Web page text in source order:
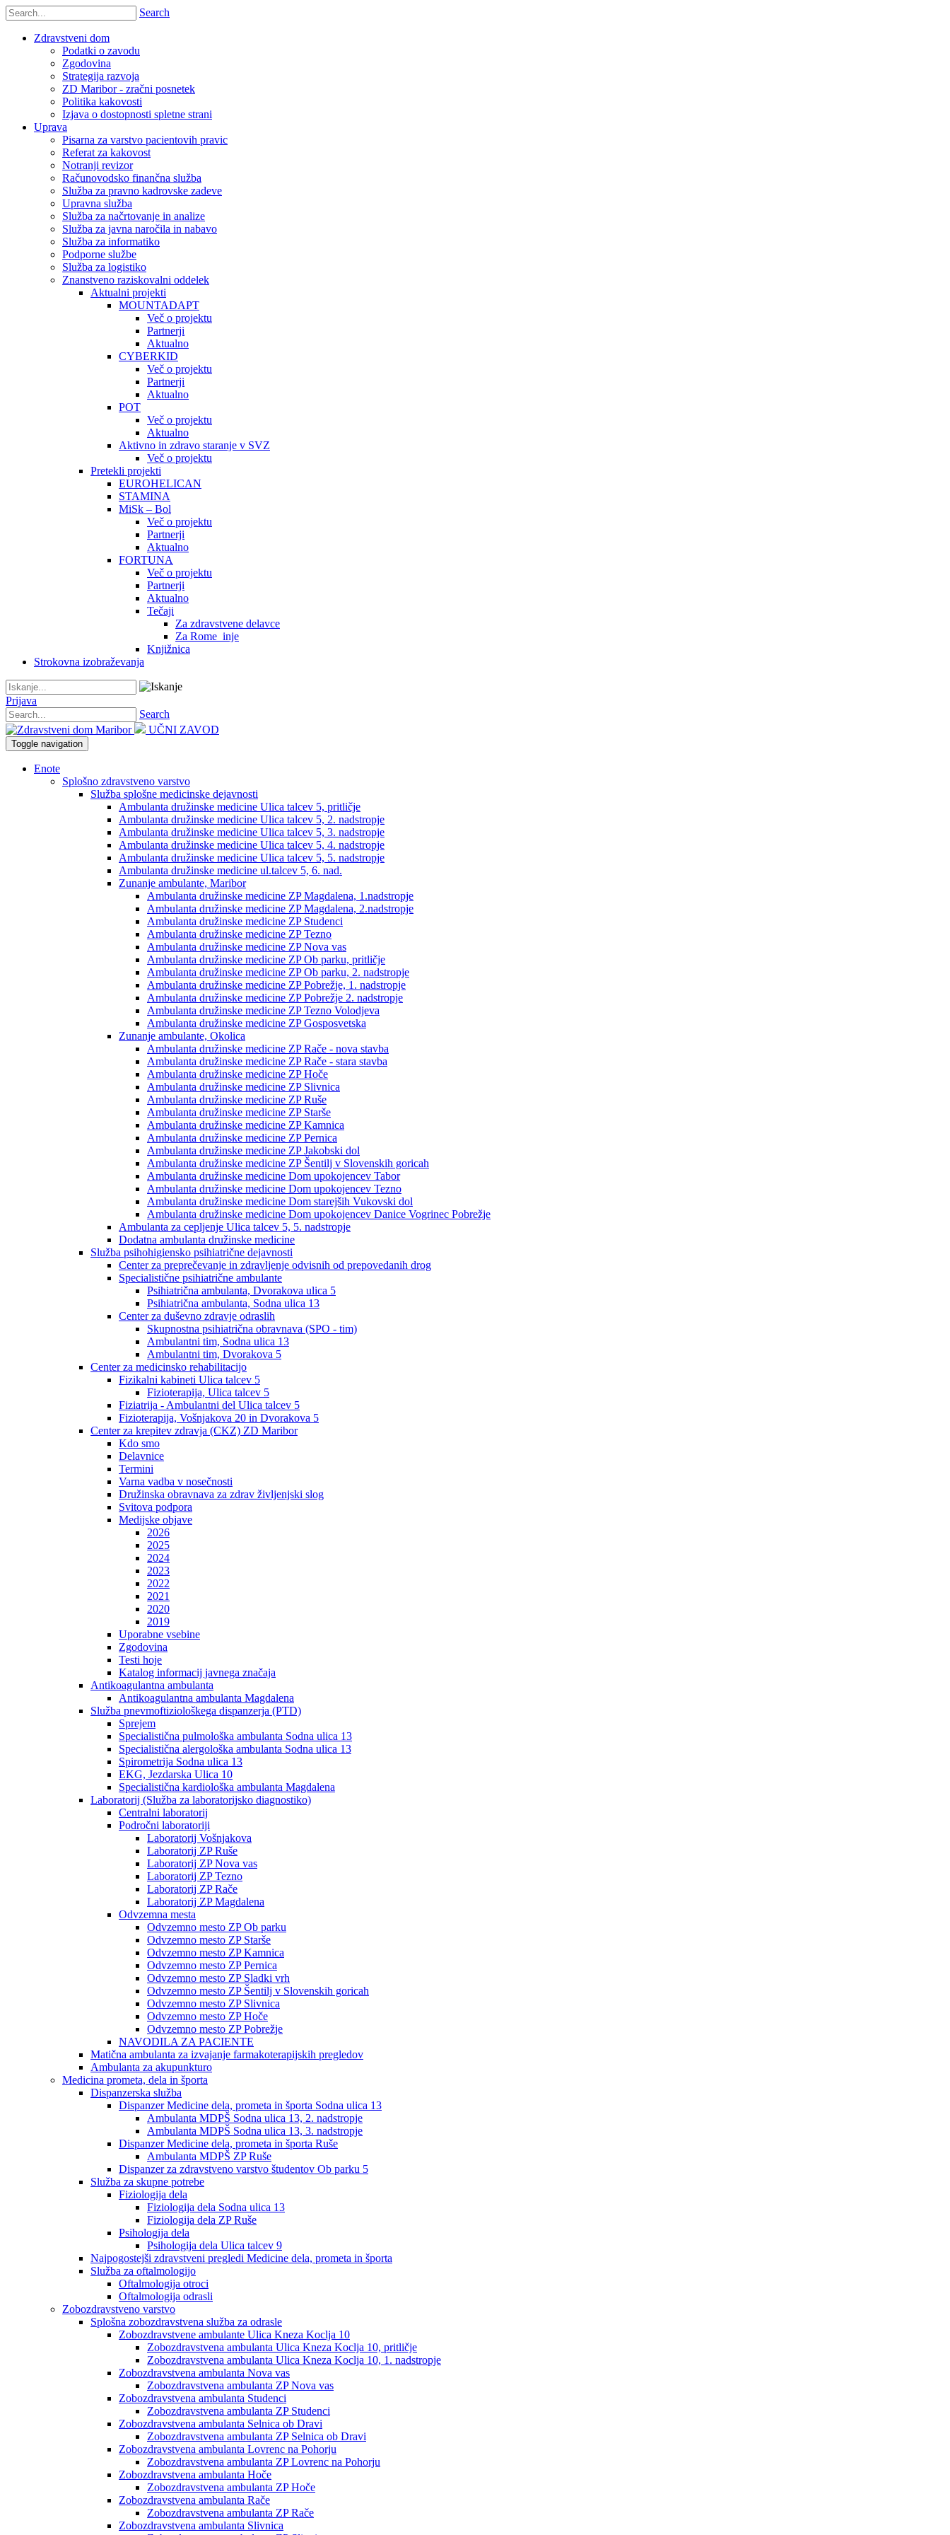
Search
Zdravstveni dom
Podatki o zavodu
Zgodovina
Strategija razvoja
ZD Maribor - zračni posnetek
Politika kakovosti
Izjava o dostopnosti spletne strani
Uprava
Pisarna za varstvo pacientovih pravic
Referat za kakovost
Notranji revizor
Računovodsko finančna služba
Služba za pravno kadrovske zadeve
Upravna služba
Služba za načrtovanje in analize
Služba za javna naročila in nabavo
Služba za informatiko
Podporne službe
Služba za logistiko
Znanstveno raziskovalni oddelek
Aktualni projekti
MOUNTADAPT
Več o projektu
Partnerji
Aktualno
CYBERKID
Več o projektu
Partnerji
Aktualno
POT
Več o projektu
Aktualno
Aktivno in zdravo staranje v SVZ
Več o projektu
Pretekli projekti
EUROHELICAN
STAMINA
MiSk – Bol
Več o projektu
Partnerji
Aktualno
FORTUNA
Več o projektu
Partnerji
Aktualno
Tečaji
Za zdravstvene delavce
Za Rome_inje
Knjižnica
Strokovna izobraževanja
Prijava
Search
UČNI ZAVOD
Toggle navigation
Enote
Splošno zdravstveno varstvo
Služba splošne medicinske dejavnosti
Ambulanta družinske medicine Ulica talcev 5, pritličje
Ambulanta družinske medicine Ulica talcev 5, 2. nadstropje
Ambulanta družinske medicine Ulica talcev 5, 3. nadstropje
Ambulanta družinske medicine Ulica talcev 5, 4. nadstropje
Ambulanta družinske medicine Ulica talcev 5, 5. nadstropje
Ambulanta družinske medicine ul.talcev 5, 6. nad.
Zunanje ambulante, Maribor
Ambulanta družinske medicine ZP Magdalena, 1.nadstropje
Ambulanta družinske medicine ZP Magdalena, 2.nadstropje
Ambulanta družinske medicine ZP Studenci
Ambulanta družinske medicine ZP Tezno
Ambulanta družinske medicine ZP Nova vas
Ambulanta družinske medicine ZP Ob parku, pritličje
Ambulanta družinske medicine ZP Ob parku, 2. nadstropje
Ambulanta družinske medicine ZP Pobrežje, 1. nadstropje
Ambulanta družinske medicine ZP Pobrežje 2. nadstropje
Ambulanta družinske medicine ZP Tezno Volodjeva
Ambulanta družinske medicine ZP Gosposvetska
Zunanje ambulante, Okolica
Ambulanta družinske medicine ZP Rače - nova stavba
Ambulanta družinske medicine ZP Rače - stara stavba
Ambulanta družinske medicine ZP Hoče
Ambulanta družinske medicine ZP Slivnica
Ambulanta družinske medicine ZP Ruše
Ambulanta družinske medicine ZP Starše
Ambulanta družinske medicine ZP Kamnica
Ambulanta družinske medicine ZP Pernica
Ambulanta družinske medicine ZP Jakobski dol
Ambulanta družinske medicine ZP Šentilj v Slovenskih goricah
Ambulanta družinske medicine Dom upokojencev Tabor
Ambulanta družinske medicine Dom upokojencev Tezno
Ambulanta družinske medicine Dom starejših Vukovski dol
Ambulanta družinske medicine Dom upokojencev Danice Vogrinec Pobrežje
Ambulanta za cepljenje Ulica talcev 5, 5. nadstropje
Dodatna ambulanta družinske medicine
Služba psihohigiensko psihiatrične dejavnosti
Center za preprečevanje in zdravljenje odvisnih od prepovedanih drog
Specialistične psihiatrične ambulante
Psihiatrična ambulanta, Dvorakova ulica 5
Psihiatrična ambulanta, Sodna ulica 13
Center za duševno zdravje odraslih
Skupnostna psihiatrična obravnava (SPO - tim)
Ambulantni tim, Sodna ulica 13
Ambulantni tim, Dvorakova 5
Center za medicinsko rehabilitacijo
Fizikalni kabineti Ulica talcev 5
Fizioterapija, Ulica talcev 5
Fiziatrija - Ambulantni del Ulica talcev 5
Fizioterapija, Vošnjakova 20 in Dvorakova 5
Center za krepitev zdravja (CKZ) ZD Maribor
Kdo smo
Delavnice
Termini
Varna vadba v nosečnosti
Družinska obravnava za zdrav življenjski slog
Svitova podpora
Medijske objave
2026
2025
2024
2023
2022
2021
2020
2019
Uporabne vsebine
Zgodovina
Testi hoje
Katalog informacij javnega značaja
Antikoagulantna ambulanta
Antikoagulantna ambulanta Magdalena
Služba pnevmoftiziološkega dispanzerja (PTD)
Sprejem
Specialistična pulmološka ambulanta Sodna ulica 13
Specialistična alergološka ambulanta Sodna ulica 13
Spirometrija Sodna ulica 13
EKG, Jezdarska Ulica 10
Specialistična kardiološka ambulanta Magdalena
Laboratorij (Služba za laboratorijsko diagnostiko)
Centralni laboratorij
Področni laboratoriji
Laboratorij Vošnjakova
Laboratorij ZP Ruše
Laboratorij ZP Nova vas
Laboratorij ZP Tezno
Laboratorij ZP Rače
Laboratorij ZP Magdalena
Odvzemna mesta
Odvzemno mesto ZP Ob parku
Odvzemno mesto ZP Starše
Odvzemno mesto ZP Kamnica
Odvzemno mesto ZP Pernica
Odvzemno mesto ZP Sladki vrh
Odvzemno mesto ZP Šentilj v Slovenskih goricah
Odvzemno mesto ZP Slivnica
Odvzemno mesto ZP Hoče
Odvzemno mesto ZP Pobrežje
NAVODILA ZA PACIENTE
Matična ambulanta za izvajanje farmakoterapijskih pregledov
Ambulanta za akupunkturo
Medicina prometa, dela in športa
Dispanzerska služba
Dispanzer Medicine dela, prometa in športa Sodna ulica 13
Ambulanta MDPŠ Sodna ulica 13, 2. nadstropje
Ambulanta MDPŠ Sodna ulica 13, 3. nadstropje
Dispanzer Medicine dela, prometa in športa Ruše
Ambulanta MDPŠ ZP Ruše
Dispanzer za zdravstveno varstvo študentov Ob parku 5
Služba za skupne potrebe
Fiziologija dela
Fiziologija dela Sodna ulica 13
Fiziologija dela ZP Ruše
Psihologija dela
Psihologija dela Ulica talcev 9
Najpogostejši zdravstveni pregledi Medicine dela, prometa in športa
Služba za oftalmologijo
Oftalmologija otroci
Oftalmologija odrasli
Zobozdravstveno varstvo
Splošna zobozdravstvena služba za odrasle
Zobozdravstvene ambulante Ulica Kneza Koclja 10
Zobozdravstvena ambulanta Ulica Kneza Koclja 10, pritličje
Zobozdravstvena ambulanta Ulica Kneza Koclja 10, 1. nadstropje
Zobozdravstvena ambulanta Nova vas
Zobozdravstvena ambulanta ZP Nova vas
Zobozdravstvena ambulanta Studenci
Zobozdravstvena ambulanta ZP Studenci
Zobozdravstvena ambulanta Selnica ob Dravi
Zobozdravstvena ambulanta ZP Selnica ob Dravi
Zobozdravstvena ambulanta Lovrenc na Pohorju
Zobozdravstvena ambulanta ZP Lovrenc na Pohorju
Zobozdravstvena ambulanta Hoče
Zobozdravstvena ambulanta ZP Hoče
Zobozdravstvena ambulanta Rače
Zobozdravstvena ambulanta ZP Rače
Zobozdravstvena ambulanta Slivnica